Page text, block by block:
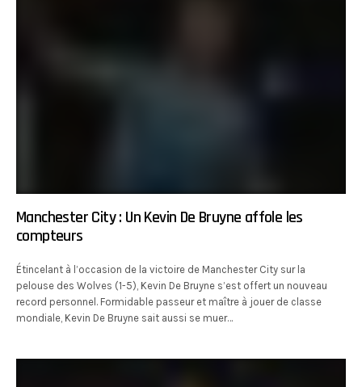
Manchester City : Un Kevin De Bruyne affole les
compteurs
Étincelant à l’occasion de la victoire de Manchester City sur la
pelouse des Wolves (1-5), Kevin De Bruyne s’est offert un nouveau
record personnel. Formidable passeur et maître à jouer de classe
mondiale, Kevin De Bruyne sait aussi se muer…